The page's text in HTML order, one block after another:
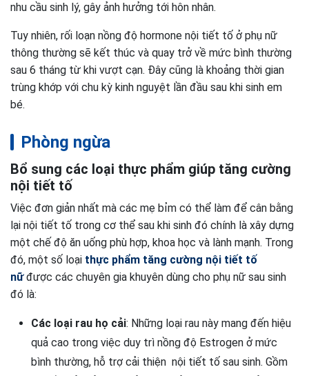
nhu cầu sinh lý, gây ảnh hưởng tới hôn nhân.
Tuy nhiên, rối loạn nồng độ hormone nội tiết tố ở phụ nữ
thông thường sẽ kết thúc và quay trở về mức bình thường
sau 6 tháng từ khi vượt cạn. Đây cũng là khoảng thời gian
trùng khớp với chu kỳ kinh nguyệt lần đầu sau khi sinh em
bé.
Phòng ngừa
Bổ sung các loại thực phẩm giúp tăng cường
nội tiết tố
Việc đơn giản nhất mà các mẹ bỉm có thể làm để cân bằng
lại nội tiết tố trong cơ thể sau khi sinh đó chính là xây dựng
một chế độ ăn uống phù hợp, khoa học và lành mạnh. Trong
đó, một số loại thực phẩm tăng cường nội tiết tố
nữđược các chuyên gia khuyên dùng cho phụ nữ sau sinh
đó là:
Các loại rau họ cải: Những loại rau này mang đến hiệu
quả cao trong việc duy trì nồng độ Estrogen ở mức
bình thường, hỗ trợ cải thiện nội tiết tố sau sinh. Gồm